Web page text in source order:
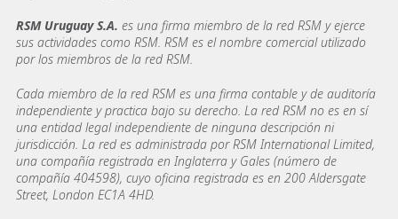
RSM Uruguay S.A. es una firma miembro de la red RSM y ejerce
sus actividades como RSM. RSM es el nombre comercial utilizado
por los miembros de la red RSM.
Cada miembro de la red RSM es una firma contable y de auditoría
independiente y practica bajo su derecho. La red RSM no es en sí
una entidad legal independiente de ninguna descripción ni
jurisdicción. La red es administrada por RSM International Limited,
una compañía registrada en Inglaterra y Gales (número de
compañía 404598), cuyo oficina registrada es en 200 Aldersgate
Street, London EC1A 4HD.